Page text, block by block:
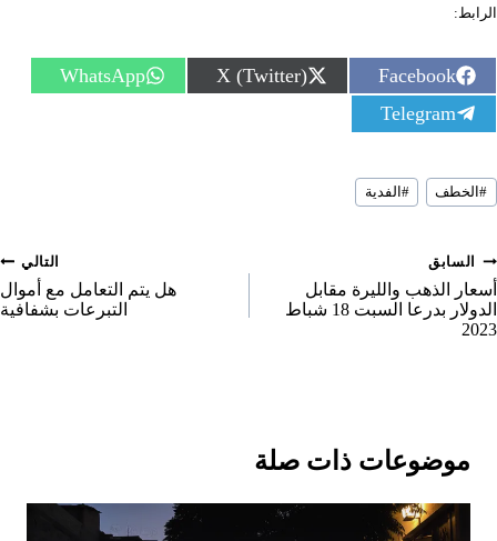
الرابط:
S
h
a
r
o
n
Facebook
S
h
X (Twitter)
S
h
WhatsApp
S
h
r
e
o
Telegram
وسوم
المقال:
#الخطف # الفدية
تصفّح
المقالات
السابق
أسعار الذهب والليرة مقابل
الدولار بدرعا السبت 18 شباط
2023
التالي
هل يتم التعامل مع أموال
التبرعات بشفافية
موضوعات ذات صلة